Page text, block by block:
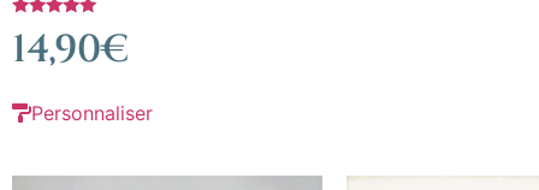
5.00
sur 5
14,90€
Personnaliser